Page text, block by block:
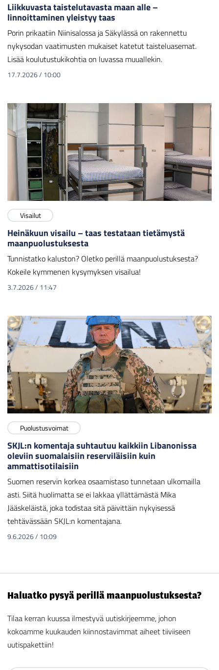
Liikkuvasta taistelutavasta maan alle –
linnoittaminen yleistyy taas
Porin prikaatiin Niinisalossa ja Säkylässä on rakennettu
nykysodan vaatimusten mukaiset katetut taisteluasemat.
Lisää koulutustukikohtia on luvassa muuallekin.
17.7.2026/ 10:00
Visailut
Heinäkuun visailu – taas testataan tietämystä
maanpuolustuksesta
Tunnistatko kaluston? Oletko perillä maanpuolustuksesta?
Kokeile kymmenen kysymyksen visailua!
3.7.2026/ 11:47
Puolustusvoimat
SKJL:n komentaja suhtautuu kaikkiin Libanonissa
oleviin suomalaisiin reserviläisiin kuin
ammattisotilaisiin
Suomen reservin korkea osaamistaso tunnetaan ulkomailla
asti. Siitä huolimatta se ei lakkaa yllättämästä Mika
Jääskeläistä, joka todistaa sitä päivittäin nykyisessä
tehtävässään SKJL:n komentajana.
9.6.2026/ 10:09
Haluatko pysyä perillä maanpuolustuksesta?
Tilaa kerran kuussa ilmestyvä uutiskirjeemme, johon
kokoamme kuukauden kiinnostavimmat aiheet tiiviiseen
uutispakettiin!